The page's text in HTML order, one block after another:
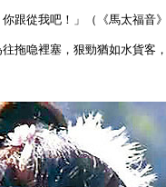
跟從我吧！」（《馬太福
拖喼裡塞，狠勁猶如水貨